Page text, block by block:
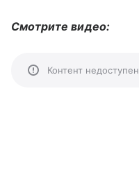
Смотрите видео:
Контент недоступен